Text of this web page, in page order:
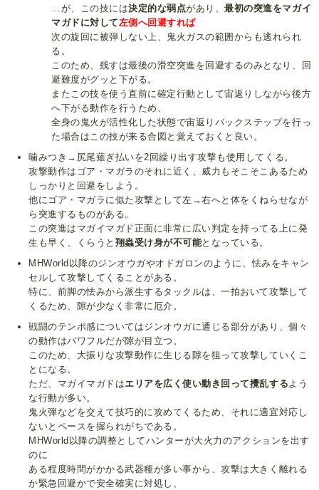
…が、この技には決定的な弱点があり、最初の突進をマガイ
マガドに対して左側へ回避すれば
次の旋回に被弾しない上、鬼火ガスの範囲からも逃れられ
る。
このため、残すは最後の滑空突進を回避するのみとなり、回
避難度がグッと下がる。
またこの技を使う直前に確定行動として宙返りしながら後方
へ下がる動作を行うため、
全身の鬼火が活性化した状態で宙返りバックステップを行っ
た場合はこの技が来る合図と覚えておくと良い。
噛みつき→尻尾薙ぎ払いを2回繰り出す攻撃も使用してくる。
攻撃動作はゴア・マガラのそれに近く、威力もそこそこあるため
しっかりと回避をしよう。
他にゴア・マガラに似た攻撃として左→右へと体をくねらせなが
ら突進するものがある。
この突進はマガイマガド正面に非常に広い判定を持ってる上に発
生も早く、くらうと 翔蟲受け身が不可能となっている。
MHWorld以降のジンオウガやオドガロンのように、怯みをキャン
セルして攻撃してくることがある。
特に、前脚の怯みから派生するタックルは、一拍おいて攻撃して
くるため、隙が少なく非常に厄介。
戦闘のテンポ感についてはジンオウガに通じる部分があり、個々
の動作はパワフルだが隙が目立つ。
このため、大振りな攻撃動作に生じる隙を狙って攻撃していくこ
とになる。
ただ、マガイマガドはエリアを広く使い動き回って攪乱するよう
な行動が多い。
鬼火弾などを交えて技巧的に攻めてくるため、それに適宜対応し
ないとペースを握られがちである。
MHWorld以降の調整としてハンターが大火力のアクションを出す
のに
ある程度時間がかかる武器種が多い事から、攻撃は大きく離れる
か緊急回避かで安全確実に対処し、